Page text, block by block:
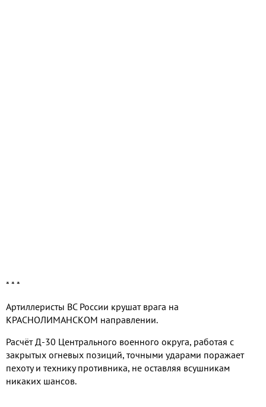
* * *
Артиллеристы ВС России крушат врага на
КРАСНОЛИМАНСКОМ направлении.
Расчёт Д-30 Центрального военного округа, работая с
закрытых огневых позиций, точными ударами поражает
пехоту и технику противника, не оставляя всушникам
никаких шансов.